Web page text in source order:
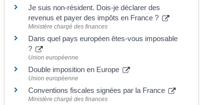
Je suis non-résident. Dois-je déclarer des
revenus et payer des impôts en France ?
Ministère chargé des finances
Dans quel pays européen êtes-vous imposable
?
Union européenne
Double imposition en Europe
Union européenne
Conventions fiscales signées par la France
Ministère chargé des finances